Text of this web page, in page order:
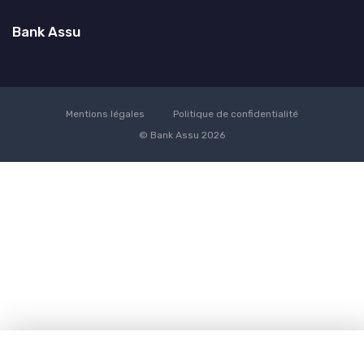
Bank Assu
Mentions légales
Politique de confidentialité
© Bank Assu 2026